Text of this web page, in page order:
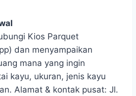
Kios Parquet
dan menyampaikan
mana yang ingin
kayu, ukuran, jenis kayu
Alamat & kontak pusat: Jl.